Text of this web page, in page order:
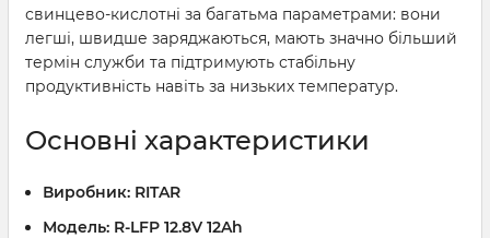
свинцево-кислотні за багатьма параметрами: вони
легші, швидше заряджаються, мають значно більший
термін служби та підтримують стабільну
продуктивність навіть за низьких температур.
Основні характеристики
Виробник: RITAR
Модель: R-LFP 12.8V 12Ah